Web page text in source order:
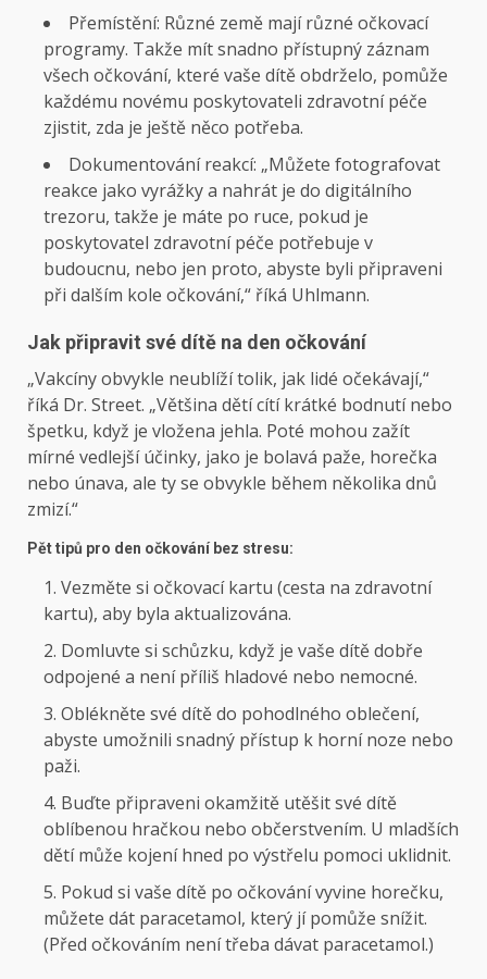
Přemístění: Různé země mají různé očkovací
programy. Takže mít snadno přístupný záznam
všech očkování, které vaše dítě obdrželo, pomůže
každému novému poskytovateli zdravotní péče
zjistit, zda je ještě něco potřeba.
Dokumentování reakcí: „Můžete fotografovat
reakce jako vyrážky a nahrát je do digitálního
trezoru, takže je máte po ruce, pokud je
poskytovatel zdravotní péče potřebuje v
budoucnu, nebo jen proto, abyste byli připraveni
při dalším kole očkování,“ říká Uhlmann.
Jak připravit své dítě na den očkování
„Vakcíny obvykle neublíží tolik, jak lidé očekávají,“
říká Dr. Street. „Většina dětí cítí krátké bodnutí nebo
špetku, když je vložena jehla. Poté mohou zažít
mírné vedlejší účinky, jako je bolavá paže, horečka
nebo únava, ale ty se obvykle během několika dnů
zmizí.“
Pět tipů pro den očkování bez stresu:
Vezměte si očkovací kartu (cesta na zdravotní
kartu), aby byla aktualizována.
Domluvte si schůzku, když je vaše dítě dobře
odpojené a není příliš hladové nebo nemocné.
Oblékněte své dítě do pohodlného oblečení,
abyste umožnili snadný přístup k horní noze nebo
paži.
Buďte připraveni okamžitě utěšit své dítě
oblíbenou hračkou nebo občerstvením. U mladších
dětí může kojení hned po výstřelu pomoci uklidnit.
Pokud si vaše dítě po očkování vyvine horečku,
můžete dát paracetamol, který jí pomůže snížit.
(Před očkováním není třeba dávat paracetamol.)